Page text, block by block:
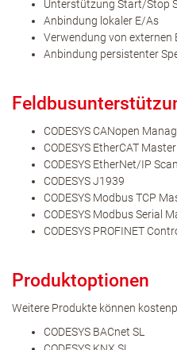
Unterstützung Start/Stop
Anbindung lokaler E/As
Verwendung von externen
Anbindung persistenter
CODESYS CANopen
CODESYS EtherCAT Master
CODESYS EtherNet/IP
CODESYS J1939
CODESYS Modbus TCP
CODESYS Modbus Serial
CODESYS PROFINET
Produktoptionen
Weitere Produkte können
CODESYS BACnet SL